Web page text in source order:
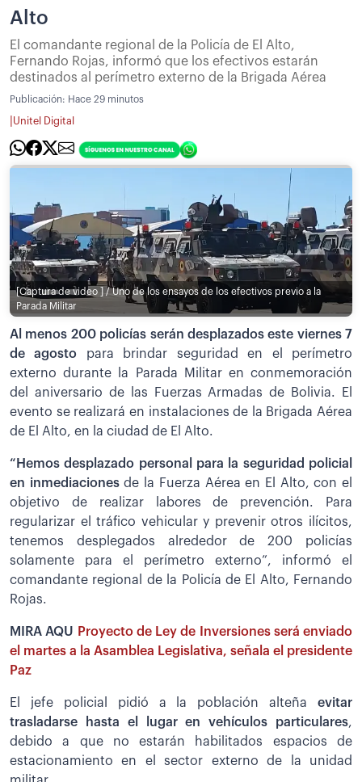
Alto
El comandante regional de la Policía de El Alto,
Fernando Rojas, informó que los efectivos estarán
destinados al perímetro externo de la Brigada Aérea
Publicación: Hace 29 minutos
Unitel Digital
[Captura de video ] / Uno de los ensayos de los efectivos previo a la
Parada Militar
Al menos 200 policías serán desplazados este viernes 7
de agosto para brindar seguridad en el perímetro
externo durante la Parada Militar en conmemoración
del aniversario de las Fuerzas Armadas de Bolivia. El
evento se realizará en instalaciones de la Brigada Aérea
de El Alto, en la ciudad de El Alto.
“Hemos desplazado personal para la seguridad policial
en inmediacionesde la Fuerza Aérea en El Alto, con el
objetivo de realizar labores de prevención. Para
regularizar el tráfico vehicular y prevenir otros ilícitos,
tenemos desplegados alrededor de 200 policías
solamente para el perímetro externo”, informó el
comandante regional de la Policía de El Alto, Fernando
Rojas.
MIRA AQU Proyecto de Ley de Inversiones será enviado
el martes a la Asamblea Legislativa, señala el presidente
Paz
El jefe policial pidió a la población alteña evitar
trasladarse hasta el lugar en vehículos particulares,
debido a que no estarán habilitados espacios de
estacionamiento en el sector externo de la unidad